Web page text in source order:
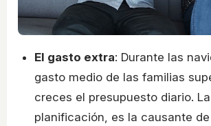
El gasto extra: Durante las
gasto medio de las familias
creces el presupuesto diario.
planificación, es la causante